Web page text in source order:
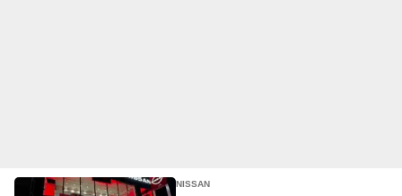
NISSAN